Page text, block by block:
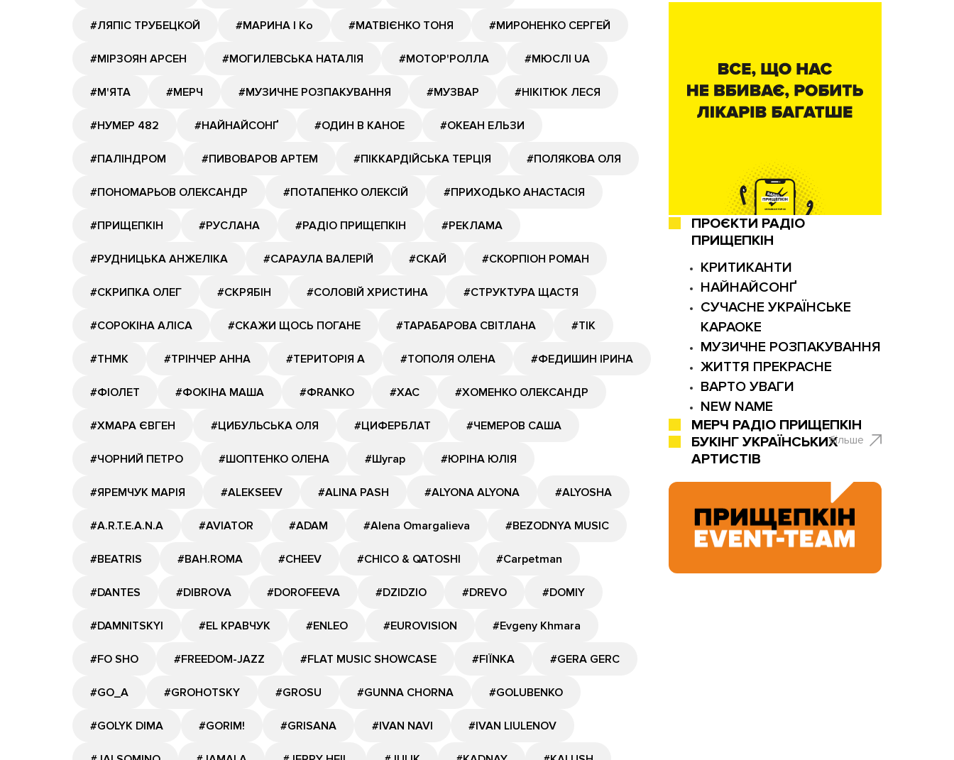
#ЛЯПІС ТРУБЕЦКОЙ #МАРИНА І Ко #МАТВІЄНКО ТОНЯ #МИРОНЕНКО СЕРГЕЙ
#МІРЗОЯН АРСЕН #МОГИЛЕВСЬКА НАТАЛІЯ #МОТОР'РОЛЛА #МЮСЛІ UA
#М'ЯТА #МЕРЧ #МУЗИЧНЕ РОЗПАКУВАННЯ #МУЗВАР #НІКІТЮК ЛЕСЯ
#НУМЕР 482 #НАЙНАЙСОНҐ #ОДИН В КАНОЕ #ОКЕАН ЕЛЬЗИ
#ПАЛІНДРОМ #ПИВОВАРОВ АРТЕМ #ПІККАРДІЙСЬКА ТЕРЦІЯ #ПОЛЯКОВА ОЛЯ
#ПОНОМАРЬОВ ОЛЕКСАНДР #ПОТАПЕНКО ОЛЕКСІЙ #ПРИХОДЬКО АНАСТАСІЯ
#ПРИЩЕПКІН #РУСЛАНА #РАДІО ПРИЩЕПКІН #РЕКЛАМА
#РУДНИЦЬКА АНЖЕЛІКА #САРАУЛА ВАЛЕРІЙ #СКАЙ #СКОРПІОН РОМАН
#СКРИПКА ОЛЕГ #СКРЯБІН #СОЛОВІЙ ХРИСТИНА #СТРУКТУРА ЩАСТЯ
#СОРОКІНА АЛІСА #СКАЖИ ЩОСЬ ПОГАНЕ #ТАРАБАРОВА СВІТЛАНА #ТІК
#ТНМК #ТРІНЧЕР АННА #ТЕРИТОРІЯ А #ТОПОЛЯ ОЛЕНА #ФЕДИШИН ІРИНА
#ФІОЛЕТ #ФОКІНА МАША #ФRANKO #ХАС #ХОМЕНКО ОЛЕКСАНДР
#ХМАРА ЄВГЕН #ЦИБУЛЬСЬКА ОЛЯ #ЦИФЕРБЛАТ #ЧЕМЕРОВ САША
#ЧОРНИЙ ПЕТРО #ШОПТЕНКО ОЛЕНА #Шугар #ЮРІНА ЮЛІЯ
#ЯРЕМЧУК МАРІЯ #ALEKSEEV #ALINA PASH #ALYONA ALYONA #ALYOSHA
#A.R.T.E.A.N.A #AVIATOR #ADAM #Alena Omargalieva #BEZODNYA MUSIC
#BEATRIS #BAH.ROMA #CHEEV #CHICO & QATOSHI #Carpetman
#DANTES #DIBROVA #DOROFEEVA #DZIDZIO #DREVO #DOMIY
#DAMNITSKYI #EL КРАВЧУК #ENLEO #EUROVISION #Evgeny Khmara
#FO SHO #FREEDOM-JAZZ #FLAT MUSIC SHOWCASE #FIЇNKA #GERA GERC
#GО_A #GROHOTSKY #GROSU #GUNNA CHORNA #GOLUBENKO
#GOLYK DIMA #GORIM! #GRISANA #IVAN NAVI #IVAN LIULENOV
ПРОЄКТИ РАДІО
ПРИЩЕПКІН
КРИТИКАНТИ
НАЙНАЙСОНҐ
СУЧАСНЕ УКРАЇНСЬКЕ
КАРАОКЕ
МУЗИЧНЕ РОЗПАКУВАННЯ
ЖИТТЯ ПРЕКРАСНЕ
ВАРТО УВАГИ
NEW NAME
МЕРЧ РАДІО ПРИЩЕПКІН
більше
БУКІНГ УКРАЇНСЬКИХ
АРТИСТІВ